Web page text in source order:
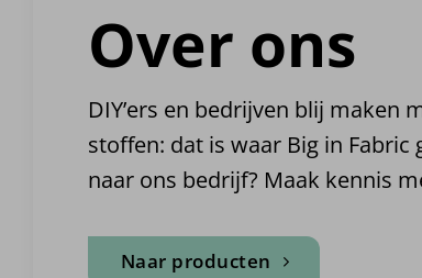
Over ons
DIY’ers en bedrijven blij maken
stoffen: dat is waar Big in Fabric
naar ons bedrijf? Maak kennis
Naar producten